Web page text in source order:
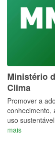
Ministério
Clima
Promover a
conhecimento,
uso
mais